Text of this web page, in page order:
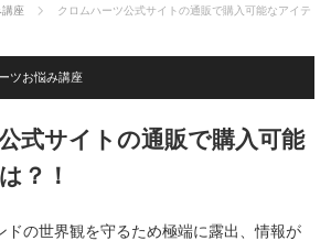
座
クロムハーツ公式サイトの通販で購入可能なアイテ
ツお悩み講座
式サイトの通販で購入可能
？！
ドの世界観を守るため極端に露出、情報が